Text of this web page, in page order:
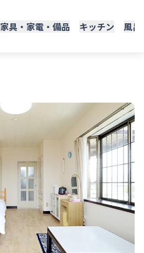
家具・家電・備品 キッチン 風呂